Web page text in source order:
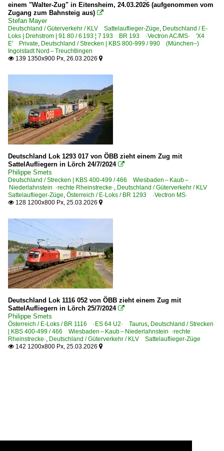
einem "Walter-Zug" in Eitensheim, 24.03.2026 (aufgenommen vom
Zugang zum Bahnsteig aus) 
Stefan Mayer
Deutschland / Güterverkehr / KLV Sattelauflieger-Züge, Deutschland / E-
Loks | Drehstrom | 91 80 / 6 193 ¦ 7 193 BR 193 ·Vectron AC/MS· 'X4
E' Private, Deutschland / Strecken | KBS 800-999 / 990 (München–)
Ingolstadt Nord – Treuchtlingen
 139 1350x900 Px, 26.03.2026 
Deutschland Lok 1293 017 von ÖBB zieht einem Zug mit
SattelAufliegern in Lörch 24/7/2024 
Philippe Smets
Deutschland / Strecken | KBS 400-499 / 466 Wiesbaden – Kaub –
Niederlahnstein ·rechte Rheinstrecke·, Deutschland / Güterverkehr / KLV
Sattelauflieger-Züge, Österreich / E-Loks / BR 1293 ·Vectron MS·
 128 1200x800 Px, 25.03.2026 
Deutschland Lok 1116 052 von ÖBB zieht einem Zug mit
SattelAufliegern in Lörch 25/7/2024 
Philippe Smets
Österreich / E-Loks / BR 1116 ·ES 64 U2· Taurus, Deutschland / Strecken
| KBS 400-499 / 466 Wiesbaden – Kaub – Niederlahnstein ·rechte
Rheinstrecke·, Deutschland / Güterverkehr / KLV Sattelauflieger-Züge
 142 1200x800 Px, 25.03.2026 